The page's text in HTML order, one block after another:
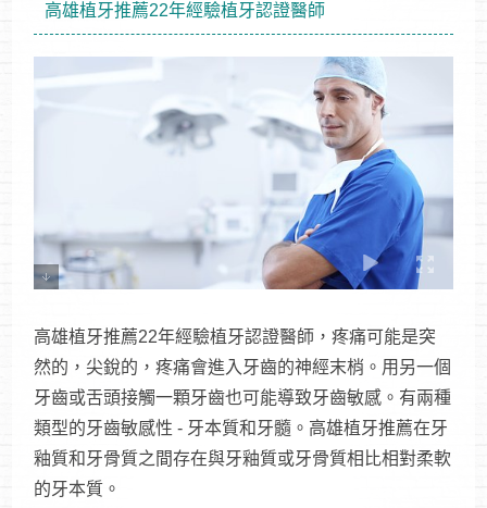
高雄植牙推薦22年經驗植牙認證醫師
高雄植牙推薦22年經驗植牙認證醫師，疼痛可能是突
然的，尖銳的，疼痛會進入牙齒的神經末梢。用另一個
牙齒或舌頭接觸一顆牙齒也可能導致牙齒敏感。有兩種
類型的牙齒敏感性 - 牙本質和牙髓。高雄植牙推薦在牙
釉質和牙骨質之間存在與牙釉質或牙骨質相比相對柔軟
的牙本質。